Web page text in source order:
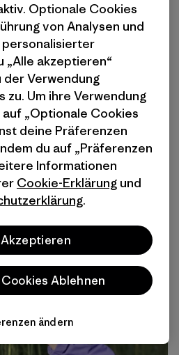
Surfboard
Chouinard
Optionale Cookies
von Analysen und
„Alle akzeptieren“
Verwendung
Um ihre Verwendung
„Optionale Cookies
deine Präferenzen
du auf „Präferenzen
Informationen
Cookie-Erklärung und
.
Ablehnen
ändern